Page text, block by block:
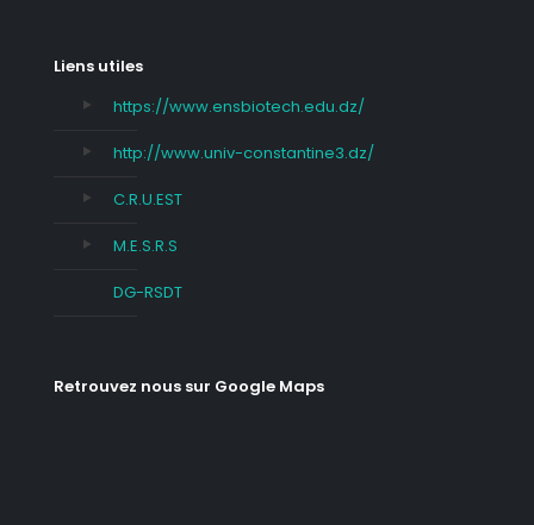
Liens utiles
https://www.ensbiotech.edu.dz/
http://www.univ-constantine3.dz/
C.R.U.EST
M.E.S.R.S
DG-RSDT
Retrouvez nous sur Google Maps